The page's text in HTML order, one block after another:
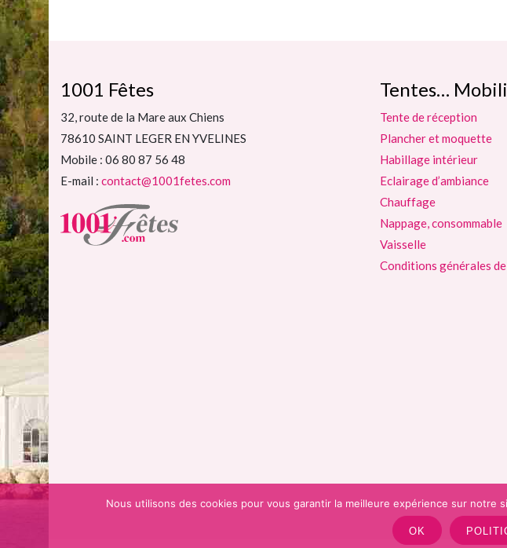
1001 Fêtes
32, route de la Mare aux Chiens
78610 SAINT LEGER EN YVELINES
Mobile : 06 80 87 56 48
E-mail : contact@1001fetes.com
Tentes…
Tente de réception
Plancher et moquette
Habillage intérieur
Eclairage d’ambiance
Chauffage
Nappage, consommable
Vaisselle
Conditions générales
Nous utilisons des cookies pour vous garantir la meilleure expérience sur
OK